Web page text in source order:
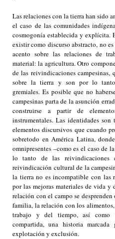
Las relaciones con la tierra han sido
el caso de las comunidades
cosmogonía establecida y explícita.
existir como discurso abstracto, no
acento sobre las relaciones de
material: la agricultura. Otro
de las reivindicaciones campesinas,
sobre la tierra y son por lo
gremiales. Es posible que no
campesinas parta de la asunción
construirse a partir de
instrumentales. Las identidades
elementos discursivos que cuando
sobretodo en América Latina,
omnipresentes –como es el caso de
lo tanto de las reivindicaciones
reivindicación cultural de la
la tierra no es incompatible con las
por las mejoras materiales de vida y
relación con el campo se
familia, la relación con los
trabajo y del tiempo, así como
compartida, una historia
explotación y exclusión.